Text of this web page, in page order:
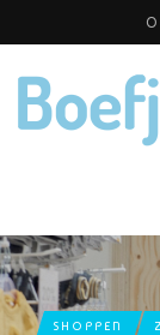
SHOPPEN